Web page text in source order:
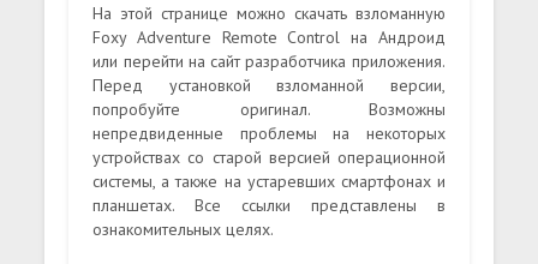
На этой странице можно скачать взломанную
Foxy Adventure Remote Control на Андроид
или перейти на сайт разработчика приложения.
Перед установкой взломанной версии,
попробуйте оригинал. Возможны
непредвиденные проблемы на некоторых
устройствах со старой версией операционной
системы, а также на устаревших смартфонах и
планшетах. Все ссылки представлены в
ознакомительных целях.